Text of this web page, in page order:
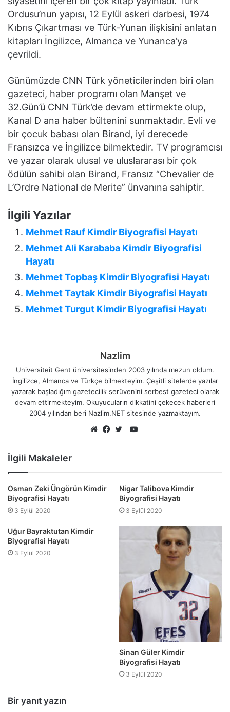
Ordusu’nun yapısı, 12 Eylül askeri darbesi, 1974
Kıbrıs Çıkartması ve Türk-Yunan ilişkisini anlatan
kitapları İngilizce, Almanca ve Yunanca’ya
çevrildi.
Günümüzde CNN Türk yöneticilerinden biri olan
gazeteci, haber programı olan Manşet ve
32.Gün’ü CNN Türk’de devam ettirmekte olup,
Kanal D ana haber bültenini sunmaktadır. Evli ve
bir çocuk babası olan Birand, iyi derecede
Fransızca ve İngilizce bilmektedir. TV programcısı
ve yazar olarak ulusal ve uluslararası bir çok
ödülün sahibi olan Birand, Fransız “Chevalier de
L’Ordre National de Merite” ünvanına sahiptir.
İlgili Yazılar
Mehmet Rauf Kimdir Biyografisi Hayatı
Mehmet Ali Karababa Kimdir Biyografisi
Hayatı
Mehmet Topbaş Kimdir Biyografisi Hayatı
Mehmet Taytak Kimdir Biyografisi Hayatı
Mehmet Turgut Kimdir Biyografisi Hayatı
Nazlim
Universiteit Gent üniversitesinden 2003 yılında mezun oldum.
İngilizce, Almanca ve Türkçe bilmekteyim. Çeşitli sitelerde yazılar
yazarak başladığım gazetecilik serüvenini serbest gazeteci olarak
devam ettirmekteyim. Okuyucuların dikkatini çekecek haberleri
2004 yılından beri Nazlim.NET sitesinde yazmaktayım.
YouTube
İlgili Makaleler
Osman Zeki Üngörün Kimdir
Biyografisi Hayatı
3 Eylül 2020
Nigar Talibova Kimdir
Biyografisi Hayatı
3 Eylül 2020
Uğur Bayraktutan Kimdir
Biyografisi Hayatı
3 Eylül 2020
Sinan Güler Kimdir
Biyografisi Hayatı
3 Eylül 2020
Bir yanıt yazın